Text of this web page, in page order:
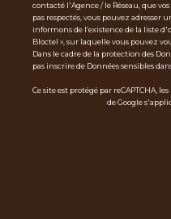
contacté l'Agence / le Réseau, que
pas respectés, vous pouvez adresser
informons de l’existence de la liste
Bloctel », sur laquelle vous pouvez
Dans le cadre de la protection des
pas inscrire de Données sensibles
Ce site est protégé par reCAPTCHA, les
de Google